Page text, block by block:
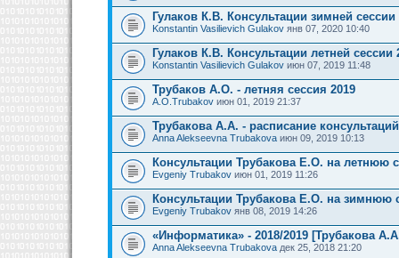
Гулаков К.В. Консультации зимней сессии
Konstantin Vasilievich Gulakov янв 07, 2020 10:40
Гулаков К.В. Консультации летней сессии
Konstantin Vasilievich Gulakov июн 07, 2019 11:48
Трубаков А.О. - летняя сессия 2019
A.O.Trubakov июн 01, 2019 21:37
Трубакова А.А. - расписание
Anna Alekseevna Trubakova июн 09, 2019 10:13
Консультации Трубакова Е.О. на летнюю
Evgeniy Trubakov июн 01, 2019 11:26
Консультации Трубакова Е.О. на зимнюю
Evgeniy Trubakov янв 08, 2019 14:26
«Информатика» - 2018/2019 [Трубакова
Anna Alekseevna Trubakova дек 25, 2018 21:20